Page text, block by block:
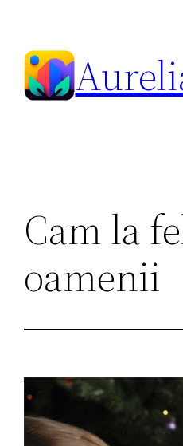
content
Cam la
oamenii